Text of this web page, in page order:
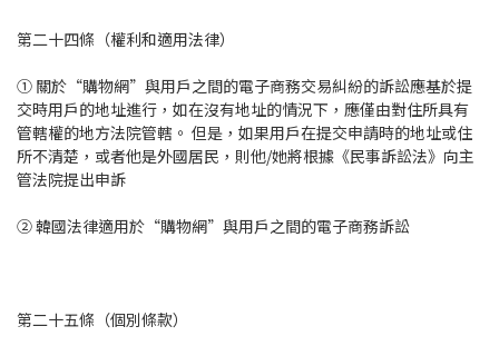
第二十四條（權利和適用法律）
① 關於“購物網”與用戶之間的電子商務交易糾紛的訴訟應基於提
交時用戶的地址進行，如在沒有地址的情況下，應僅由對住所具有
管轄權的地方法院管轄。 但是，如果用戶在提交申請時的地址或住
所不清楚，或者他是外國居民，則他/她將根據《民事訴訟法》向主
管法院提出申訴
② 韓國法律適用於“購物網”與用戶之間的電子商務訴訟
第二十五條（個別條款）